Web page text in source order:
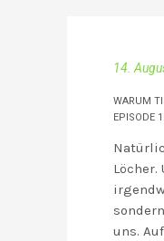
14.
WARUM
EPISODE 1!
Löcher.
uns.